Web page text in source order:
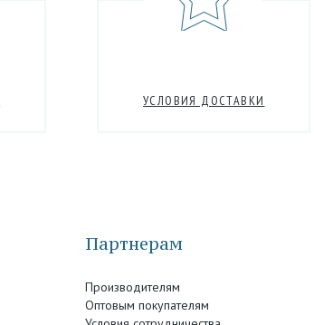
УСЛОВИЯ ДОСТАВКИ
Партнерам
Производителям
Оптовым покупателям